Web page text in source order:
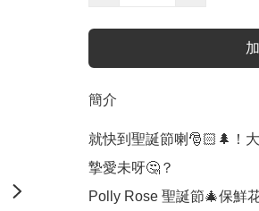
簡介
就快到聖誕節喇🎅🏻🌲！
摯愛未呀🤔？
Polly Rose 聖誕節🎄保鮮